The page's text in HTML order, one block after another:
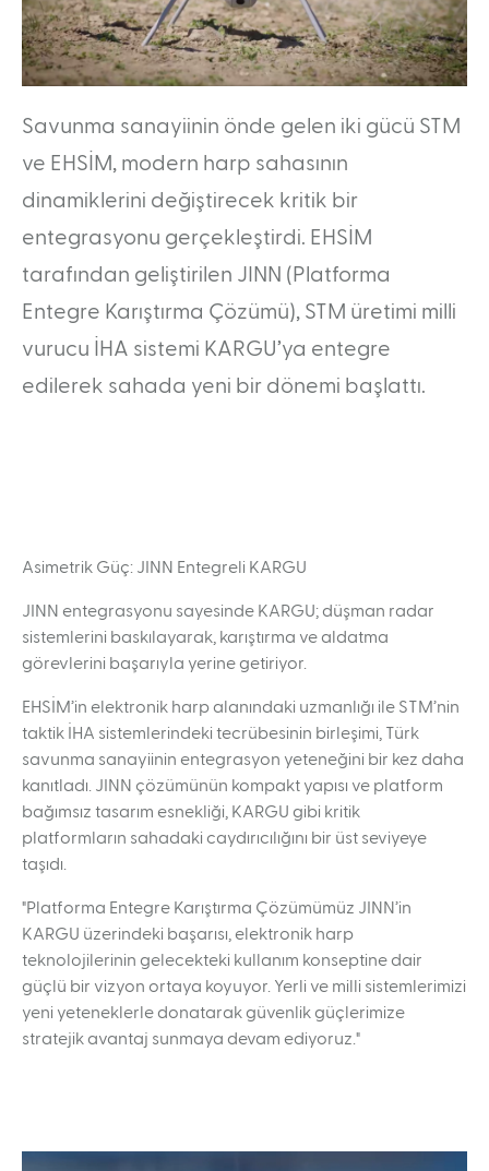
Taşınabilir RF Simülatörü (PRFS)
Radar Simülatör Sistemi (RASSİM)
KARİYER
İnsan Kaynakları Politikası İşe Alım Sürecimiz
Aday Mühendis Programı Gelecek Sensin Staj Programı
MEDYA
Kurumsal Kimlik Ürün Broşürleri
Savunma sanayiinin önde gelen iki gücü STM
ve EHSİM, modern harp sahasının
dinamiklerini değiştirecek kritik bir
entegrasyonu gerçekleştirdi. EHSİM
tarafından geliştirilen JINN (Platforma
Entegre Karıştırma Çözümü), STM üretimi milli
vurucu İHA sistemi KARGU’ya entegre
edilerek sahada yeni bir dönemi başlattı.
Asimetrik Güç: JINN Entegreli KARGU
JINN entegrasyonu sayesinde KARGU; düşman radar
sistemlerini baskılayarak, karıştırma ve aldatma
görevlerini başarıyla yerine getiriyor.
EHSİM’in elektronik harp alanındaki uzmanlığı ile STM’nin
taktik İHA sistemlerindeki tecrübesinin birleşimi, Türk
savunma sanayiinin entegrasyon yeteneğini bir kez daha
kanıtladı. JINN çözümünün kompakt yapısı ve platform
bağımsız tasarım esnekliği, KARGU gibi kritik
platformların sahadaki caydırıcılığını bir üst seviyeye
taşıdı.
"Platforma Entegre Karıştırma Çözümümüz JINN’in
KARGU üzerindeki başarısı, elektronik harp
teknolojilerinin gelecekteki kullanım konseptine dair
güçlü bir vizyon ortaya koyuyor. Yerli ve milli sistemlerimizi
yeni yeteneklerle donatarak güvenlik güçlerimize
stratejik avantaj sunmaya devam ediyoruz."